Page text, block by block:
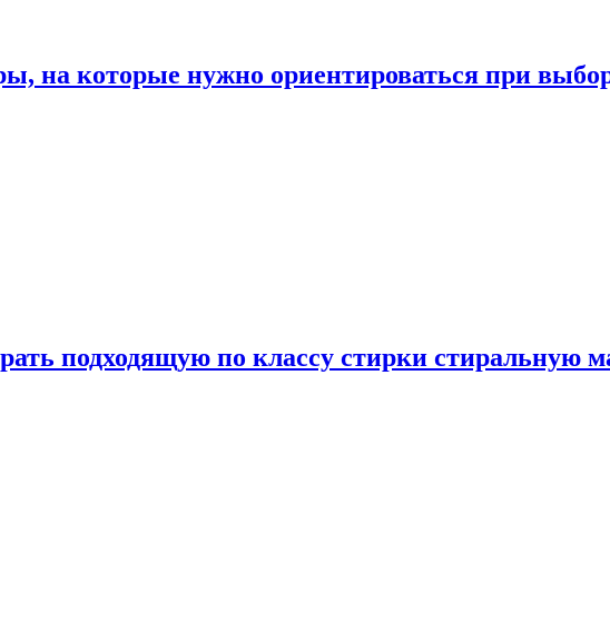
на которые нужно ориентироваться при
подходящую по классу стирки стиральную